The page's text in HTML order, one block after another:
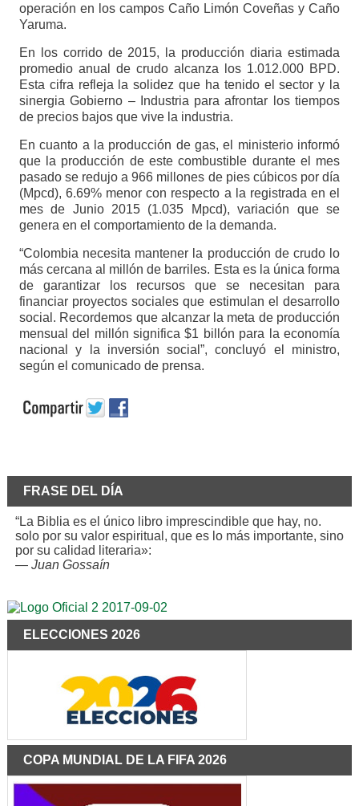
operación en los campos Caño Limón Coveñas y Caño
Yaruma.
En los corrido de 2015, la producción diaria estimada
promedio anual de crudo alcanza los 1.012.000 BPD.
Esta cifra refleja la solidez que ha tenido el sector y la
sinergia Gobierno – Industria para afrontar los tiempos
de precios bajos que vive la industria.
En cuanto a la producción de gas, el ministerio informó
que la producción de este combustible durante el mes
pasado se redujo a 966 millones de pies cúbicos por día
(Mpcd), 6.69% menor con respecto a la registrada en el
mes de Junio 2015 (1.035 Mpcd), variación que se
genera en el comportamiento de la demanda.
“Colombia necesita mantener la producción de crudo lo
más cercana al millón de barriles. Esta es la única forma
de garantizar los recursos que se necesitan para
financiar proyectos sociales que estimulan el desarrollo
social. Recordemos que alcanzar la meta de producción
mensual del millón significa $1 billón para la economía
nacional y la inversión social”, concluyó el ministro,
según el comunicado de prensa.
FRASE DEL DÍA
“La Biblia es el único libro imprescindible que hay, no.
solo por su valor espiritual, que es lo más importante, sino
por su calidad literaria»:
— Juan Gossaín
ELECCIONES 2026
COPA MUNDIAL DE LA FIFA 2026